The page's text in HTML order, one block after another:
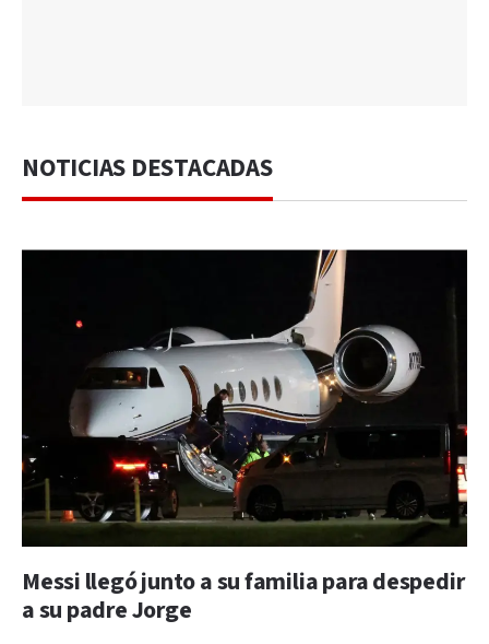
NOTICIAS DESTACADAS
Messi llegó junto a su familia para despedir
a su padre Jorge